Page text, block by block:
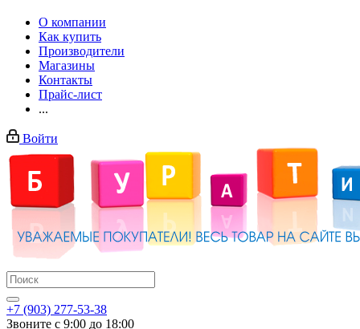
О компании
Как купить
Производители
Магазины
Контакты
Прайс-лист
...
Войти
+7 (903) 277-53-38
Звоните с 9:00 до 18:00